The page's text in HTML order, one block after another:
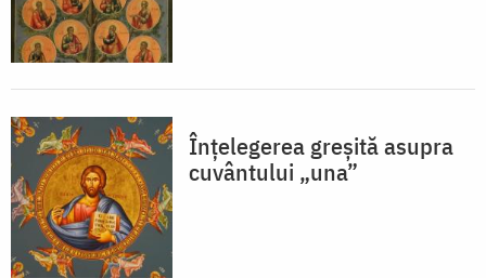
Înţelegerea greşită asupra
cuvântului „una”